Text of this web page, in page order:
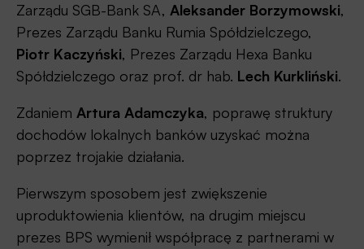
Zarządu SGB-Bank SA, Aleksander Borzymowski,
Prezes Zarządu Banku Rumia Spółdzielczego,
Piotr Kaczyński, Prezes Zarządu Hexa Banku
Spółdzielczego oraz prof. dr hab. Lech Kurkliński.
Zdaniem Artura Adamczyka, poprawę struktury
dochodów lokalnych banków uzyskać można
poprzez trojakie działania.
Pierwszym sposobem jest zwiększenie
uproduktowienia klientów, na drugim miejscu
prezes BPS wymienił współpracę z partnerami w